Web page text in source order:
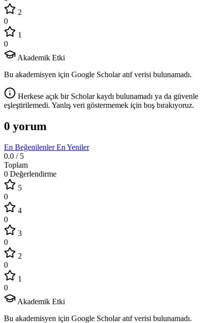
2
0
1
0
Akademik Etki
Bu akademisyen için Google Scholar atıf verisi bulunamadı.
Herkese açık bir Scholar kaydı bulunamadı ya da güvenle
eşleştirilemedi. Yanlış veri göstermemek için boş bırakıyoruz.
0 yorum
En BeğenilenlerEn Yeniler
0.0 / 5
Toplam
0 Değerlendirme
5
0
4
0
3
0
2
0
1
0
Akademik Etki
Bu akademisyen için Google Scholar atıf verisi bulunamadı.